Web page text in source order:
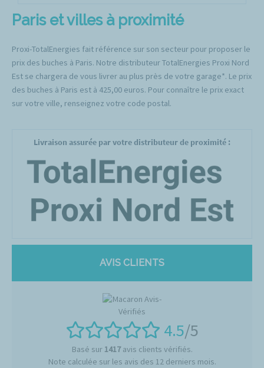
Paris et villes à proximité
Proxi-TotalEnergies fait référence sur son secteur pour proposer le
prix des buches à Paris. Notre distributeur TotalEnergies Proxi Nord
Est se chargera de vous livrer au plus près de votre garage*. Le prix
des buches à Paris est à 425,00 euros. Pour connaître le prix exact
sur votre ville, renseignez votre code postal.
Livraison assurée par votre distributeur de proximité :
AVIS CLIENTS
4.5/5
Basé sur 1417avis clients vérifiés.
Note calculée sur les avis des 12 derniers mois.